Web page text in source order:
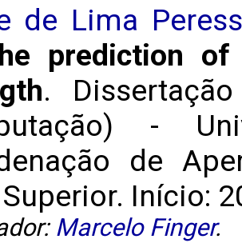
de Lima
prediction of
.
-
de
Início:
Marcelo Finger.